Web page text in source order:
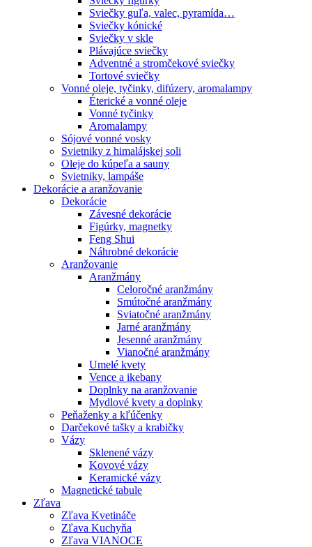
Sviečky guľa, valec, pyramída…
Sviečky kónické
Sviečky v skle
Plávajúce sviečky
Adventné a stromčekové sviečky
Tortové sviečky
Vonné oleje, tyčinky, difúzery, aromalampy
Éterické a vonné oleje
Vonné tyčinky
Aromalampy
Sójové vonné vosky
Svietniky z himalájskej soli
Oleje do kúpeľa a sauny
Svietniky, lampáše
Dekorácie a aranžovanie
Dekorácie
Závesné dekorácie
Figúrky, magnetky
Feng Shui
Náhrobné dekorácie
Aranžovanie
Aranžmány
Celoročné aranžmány
Smútočné aranžmány
Sviatočné aranžmány
Jarné aranžmány
Jesenné aranžmány
Vianočné aranžmány
Umelé kvety
Vence a ikebany
Doplnky na aranžovanie
Mydlové kvety a doplnky
Peňaženky a kľúčenky
Darčekové tašky a krabičky
Vázy
Sklenené vázy
Kovové vázy
Keramické vázy
Magnetické tabule
Zľava
Zľava Kvetináče
Zľava Kuchyňa
Zľava VIANOCE